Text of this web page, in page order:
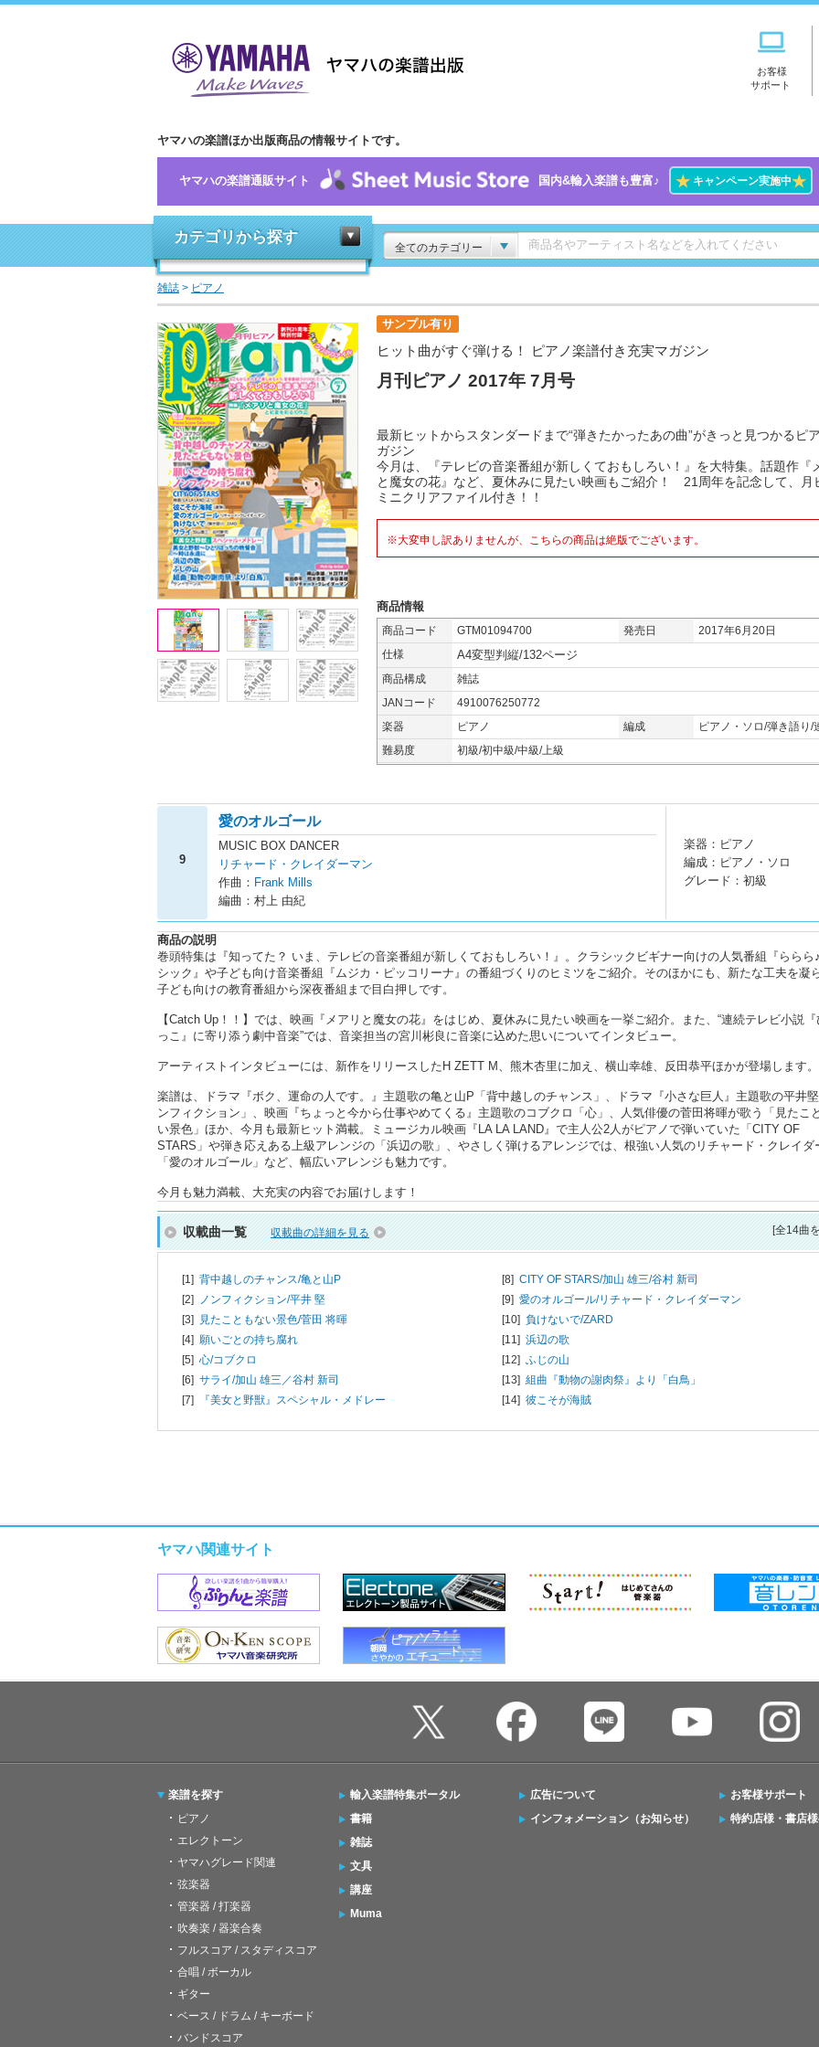
お客様
サポート
ヤマハの楽譜ほか出版商品の情報サイトです。
ヤマハの楽譜通販サイト 国内&輸入楽譜も豊富♪ ★キャンペーン実施中★
カテゴリから探す
全てのカテゴリー
雑誌 > ピアノ
サンプル有り
ヒット曲がすぐ弾ける！ ピアノ楽譜付き充実マガジン
月刊ピアノ 2017年 7月号
最新ヒットからスタンダードまで“弾きたかったあの曲”がきっと見つかるピ
ガジン
今月は、『テレビの音楽番組が新しくておもしろい！』を大特集。話題作『
と魔女の花』など、夏休みに見たい映画もご紹介！ 21周年を記念して、月
ミニクリアファイル付き！！
※大変申し訳ありませんが、こちらの商品は絶版でございます。
商品情報
商品コード GTM01094700 発売日
2017年6月20日
仕様
A4変型判縦/132ページ
商品構成
雑誌
JANコード
4910076250772
楽器
ピアノ 編成
ピアノ・ソロ/弾き語り/
難易度
初級/初中級/中級/上級
9
愛のオルゴール
MUSIC BOX DANCER
リチャード・クレイダーマン
作曲： Frank Mills
編曲：村上 由紀
楽器：ピアノ
編成：ピアノ・ソロ
グレード：初級
商品の説明
巻頭特集は『知ってた？ いま、テレビの音楽番組が新しくておもしろい！』。クラシックビギナー向けの人気番組『ららら
シック』や子ども向け音楽番組『ムジカ・ピッコリーナ』の番組づくりのヒミツをご紹介。そのほかにも、新たな工夫を凝
子ども向けの教育番組から深夜番組まで目白押しです。
【Catch Up！！】では、映画『メアリと魔女の花』をはじめ、夏休みに見たい映画を一挙ご紹介。また、“連続テレビ小説
っこ』に寄り添う劇中音楽”では、音楽担当の宮川彬良に音楽に込めた思いについてインタビュー。
アーティストインタビューには、新作をリリースしたH ZETT M、熊木杏里に加え、横山幸雄、反田恭平ほかが登場します。
楽譜は、ドラマ『ボク、運命の人です。』主題歌の亀と山P「背中越しのチャンス」、ドラマ『小さな巨人』主題歌の平井
ンフィクション」、映画『ちょっと今から仕事やめてくる』主題歌のコブクロ「心」、人気俳優の菅田将暉が歌う「見たこ
い景色」ほか、今月も最新ヒット満載。ミュージカル映画『LA LA LAND』で主人公2人がピアノで弾いていた「CITY OF
STARS」や弾き応えある上級アレンジの「浜辺の歌」、やさしく弾けるアレンジでは、根強い人気のリチャード・クレイダ
「愛のオルゴール」など、幅広いアレンジも魅力です。
今月も魅力満載、大充実の内容でお届けします！
収載曲一覧 収載曲の詳細を見る [全14曲
[1] 背中越しのチャンス/亀と山P
[2] ノンフィクション/平井 堅
[3] 見たこともない景色/菅田 将暉
[4] 願いごとの持ち腐れ
[5] 心/コブクロ
[6] サライ/加山 雄三／谷村 新司
[7]
『美女と野獣』スペシャル・メドレー
[8] CITY OF STARS/加山 雄三/谷村 新司
[9] 愛のオルゴール/リチャード・クレイダーマン
[10] 負けないで/ZARD
[11] 浜辺の歌
[12] ふじの山
[13] 組曲『動物の謝肉祭』より「白鳥」
[14] 彼こそが海賊
ヤマハ関連サイト
楽譜を探す
ピアノ
エレクトーン
ヤマハグレード関連
弦楽器
管楽器 / 打楽器
吹奏楽 / 器楽合奏
フルスコア / スタディスコア
合唱 / ボーカル
ギター
ベース / ドラム / キーボード
バンドスコア
輸入楽譜特集ポータル
書籍
雑誌
文具
講座
Muma
広告について
インフォメーション（お知らせ）
お客様サポート
特約店様・書店